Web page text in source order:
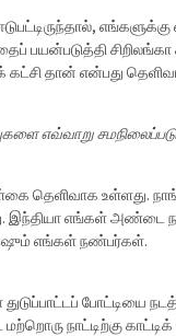
பயன்படுத்தி
தான் என்பது
எவ்வாறு
தெளிவாக உள்ளது.
இந்தியா எங்கள் அண்டை
எங்கள் நண்பர்கள்.
போட்டியை
நாட்டிற்கு